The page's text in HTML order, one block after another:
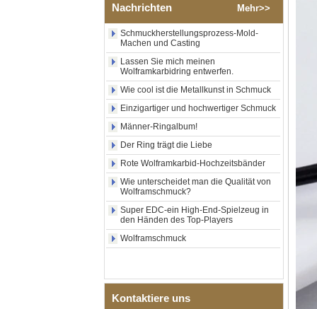
zentraler Einlage aus
zerkleinertem blauem Opal
mit synthetischem
Malachitstreifen, Herren-
Ehering, individuelle innere
Lasergravur, OEM-ODM-
Großlieferung
Fabrikgroßhandel mit
schwarzem, poliertem,
quadratischem Siegelring
aus Wolframkarbid,
Holzeinlage mit Abalone-
Muschel-Kreuzmuster,
religiöser Statement-Ring für
Männer, individuelle
Innengravur, OEM-ODM-
Großlieferung
Fabrikgroßhandel mit 8 mm
roségoldenem,
galvanisiertem
Themen-Ehering für Männer,
Lasergravur, OEM-ODM-
Nachrichten Mehr>>
Schmuckherstellungsprozess-Mold-
Machen und Casting
Lassen Sie mich meinen
Wolframkarbidring entwerfen.
Wie cool ist die Metallkunst in Schmuck
Einzigartiger und hochwertiger Schmuck
Männer-Ringalbum!
Der Ring trägt die Liebe
Rote Wolframkarbid-Hochzeitsbänder
Wie unterscheidet man die Qualität von
Wolframschmuck?
Super EDC-ein High-End-Spielzeug in
den Händen des Top-Players
Wolframschmuck
Kontaktiere uns